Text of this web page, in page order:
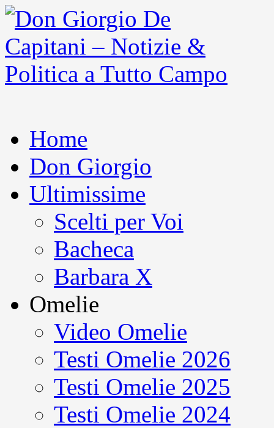
Home
Don Giorgio
Ultimissime
Scelti per Voi
Bacheca
Barbara X
Omelie
Video Omelie
Testi Omelie 2026
Testi Omelie 2025
Testi Omelie 2024